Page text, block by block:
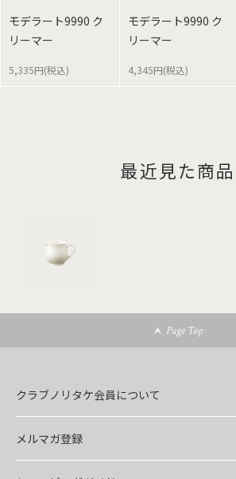
モデラート9990 ク
リーマー
5,335円(税込)
モデラート9990 ク
リーマー
4,345円(税込)
最近見た商品
Page Top
クラブノリタケ会員について
メルマガ登録